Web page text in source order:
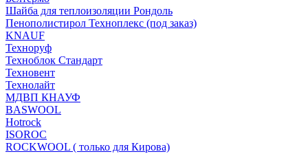
Шайба для теплоизоляции Рондоль
Пенополистирол Техноплекс (под заказ)
KNАUF
Технoруф
Техноблок Стандарт
Техновент
Технолайт
МДВП КНАУФ
BASWOOL
Hotrock
ISOROC
ROCKWOOL ( только для Кирова)